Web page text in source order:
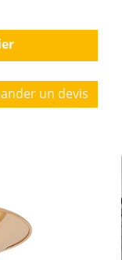
un devis